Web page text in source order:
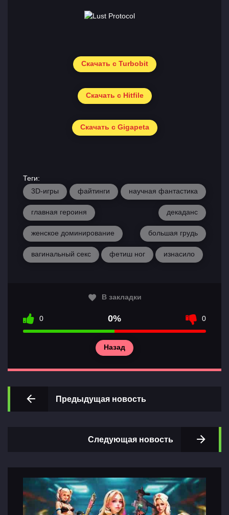
Разделы
игр
Скачать с Turbobit
Скачать с Hitfile
Скачать с Gigapeta
Теги:
3D-игры
файтинги научная фантастика
главная героиня декаданс
женское доминирование большая грудь
вагинальный секс фетиш ног изнасило
В закладки
0 0% 0
Назад
Предыдущая новость
Следующая новость